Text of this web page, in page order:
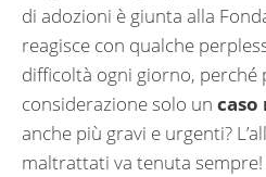
di adozioni è giunta alla
reagisce con qualche
difficoltà ogni giorno, perché
considerazione solo un caso
anche più gravi e urgenti?
maltrattati va tenuta sempre!